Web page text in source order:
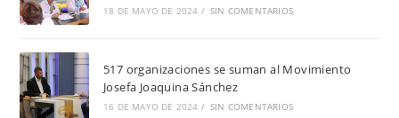
18 DE MAYO DE 2024 / SIN COMENTARIOS
517 organizaciones se suman al Movimiento
Josefa Joaquina Sánchez
16 DE MAYO DE 2024 / SIN COMENTARIOS